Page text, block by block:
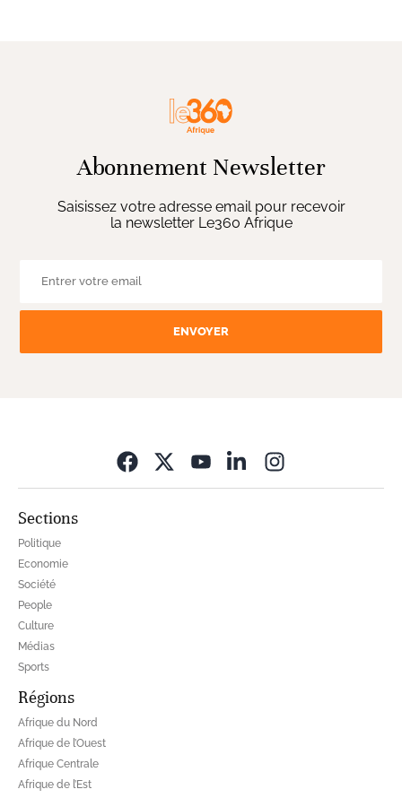
Abonnement Newsletter
Saisissez votre adresse email pour recevoir
la newsletter Le360 Afrique
ENVOYER
Sections
Politique
Economie
Société
People
Culture
Médias
Sports
Régions
Afrique du Nord
Afrique de l’Ouest
Afrique Centrale
Afrique de l’Est